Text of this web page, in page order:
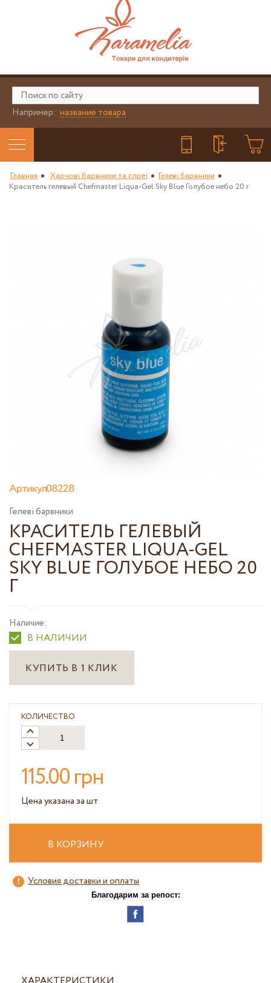
Например: название товара
Главная Харчові барвники та спреї
Гелеві барвники
Краситель гелевый Chefmaster Liqua-Gel Sky Blue Голубое небо 20 г
Артикул08228
Гелеві барвники
КРАСИТЕЛЬ ГЕЛЕВЫЙ
CHEFMASTER LIQUA-GEL
SKY BLUE ГОЛУБОЕ НЕБО 20
Г
Наличие:
В НАЛИЧИИ
КУПИТЬ В 1 КЛИК
КОЛИЧЕСТВО
115.00 грн
Цена указана за шт
В КОРЗИНУ
Условия доставки и оплаты
Благодарим за репост: